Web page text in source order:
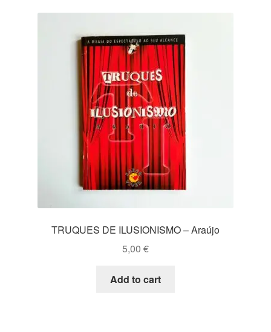
TRUQUES DE ILUSIONISMO – Araújo
5,00 €
Add to cart